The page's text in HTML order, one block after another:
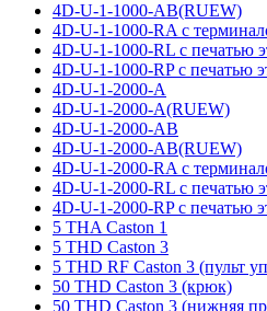
4D-U-1-1000-AB(RUEW)
4D-U-1-1000-RA с
4D-U-1-1000-RL с печатью
4D-U-1-1000-RP с печатью
4D-U-1-2000-A
4D-U-1-2000-A(RUEW)
4D-U-1-2000-AB
4D-U-1-2000-AB(RUEW)
4D-U-1-2000-RA с
4D-U-1-2000-RL с печатью
4D-U-1-2000-RP с печатью
5 THA Caston 1
5 THD Caston 3
5 THD RF Caston 3 (пульт
50 THD Caston 3 (крюк)
50 THD Caston 3 (нижняя